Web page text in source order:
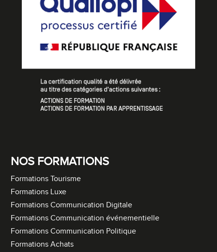
NOS FORMATIONS
Formations Tourisme
Formations Luxe
Formations Communication Digitale
Formations Communication événementielle
Formations Communication Politique
Formations Achats